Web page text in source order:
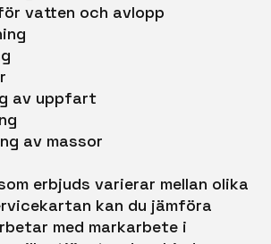
vatten och avlopp
av uppfart
av massor
erbjuds varierar mellan olika
kan du jämföra
med markarbete i